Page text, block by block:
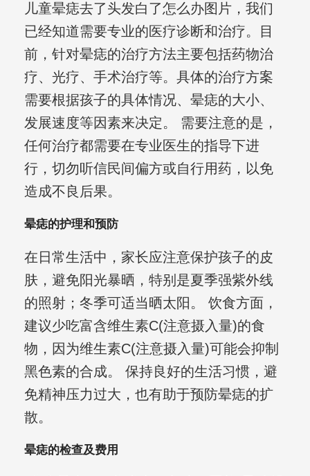
儿童晕痣去了头发白了怎么办图片，我们
已经知道需要专业的医疗诊断和治疗。目
前，针对晕痣的治疗方法主要包括药物治
疗、光疗、手术治疗等。具体的治疗方案
需要根据孩子的具体情况、晕痣的大小、
发展速度等因素来决定。 需要注意的是，
任何治疗都需要在专业医生的指导下进
行，切勿听信民间偏方或自行用药，以免
造成不良后果。
晕痣的护理和预防
在日常生活中，家长应注意保护孩子的皮
肤，避免阳光暴晒，特别是夏季强紫外线
的照射；冬季可适当晒太阳。 饮食方面，
建议少吃富含维生素C(注意摄入量)的食
物，因为维生素C(注意摄入量)可能会抑制
黑色素的合成。 保持良好的生活习惯，避
免精神压力过大，也有助于预防晕痣的扩
散。
晕痣的检查及费用